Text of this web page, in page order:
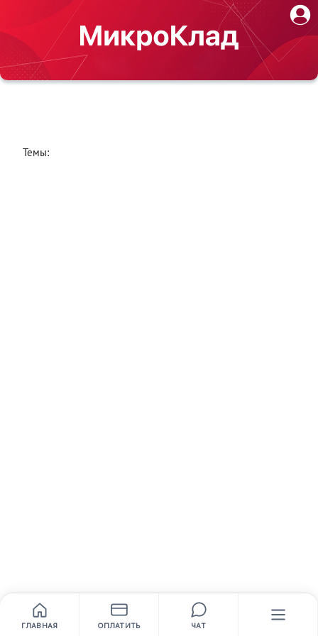
ГЛАВНАЯ ОПЛАТИТЬ ЧАТ
Темы: